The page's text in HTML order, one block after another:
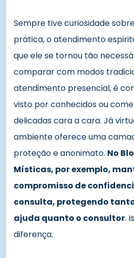
Sempre tive curiosidade
prática, o atendimento
que ele se tornou tão
comparar com modos
atendimento presencial, é
visto por conhecidos ou
delicadas cara a cara. Já
ambiente oferece uma
proteção e anonimato. No
Místicas, por exemplo,
compromisso de
consulta, protegendo
ajuda quanto o consultor.
diferença.